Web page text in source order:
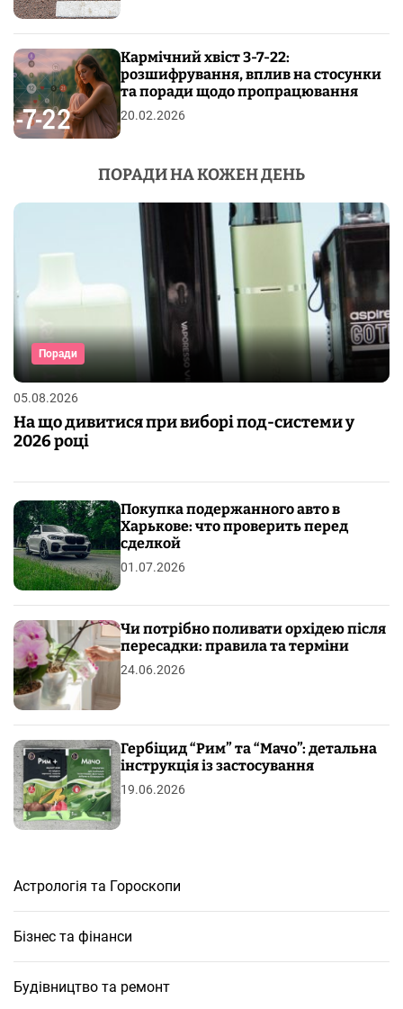
Кармічний хвіст 3-7-22:
розшифрування, вплив на стосунки
та поради щодо пропрацювання
20.02.2026
ПОРАДИ НА КОЖЕН ДЕНЬ
Поради
05.08.2026
На що дивитися при виборі под-системи у
2026 році
Покупка подержанного авто в
Харькове: что проверить перед
сделкой
01.07.2026
Чи потрібно поливати орхідею після
пересадки: правила та терміни
24.06.2026
Гербіцид “Рим” та “Мачо”: детальна
інструкція із застосування
19.06.2026
Астрологія та Гороскопи
Бізнес та фінанси
Будівництво та ремонт